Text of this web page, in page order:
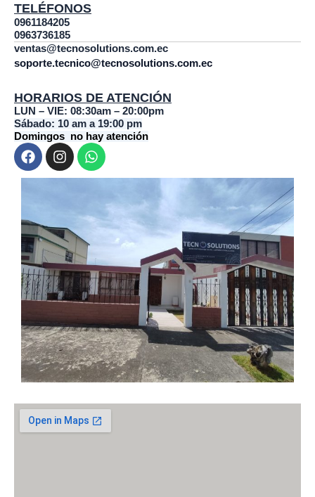
TELÉFONOS
0961184205
0963736185
ventas@tecnosolutions.com.ec
soporte.tecnico@tecnosolutions.com.ec
HORARIOS DE ATENCIÓN
LUN – VIE: 08:30am – 20:00pm
Sábado: 10 am a 19:00 pm
Domingos no hay atención
F
a
c
o
o
k
I
n
s
r
a
m
W
h
a
a